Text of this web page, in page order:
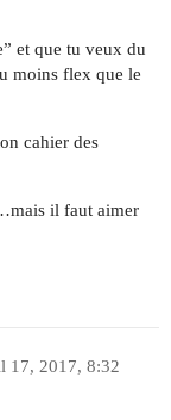
et que tu veux du
moins flex que le
cahier des
il faut aimer
17, 2017, 8:32